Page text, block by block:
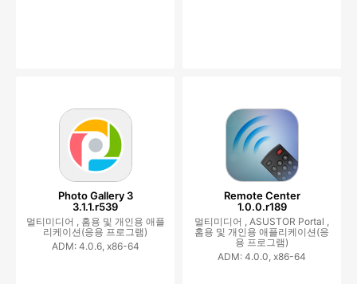
Photo Gallery 3
3.1.1.r539
멀티미디어 , 홈용 및 개인용 애플
리케이션(응용 프로그램)
ADM: 4.0.6, x86-64
Remote Center
1.0.0.r189
멀티미디어 , ASUSTOR Portal ,
홈용 및 개인용 애플리케이션(응
용 프로그램)
ADM: 4.0.0, x86-64